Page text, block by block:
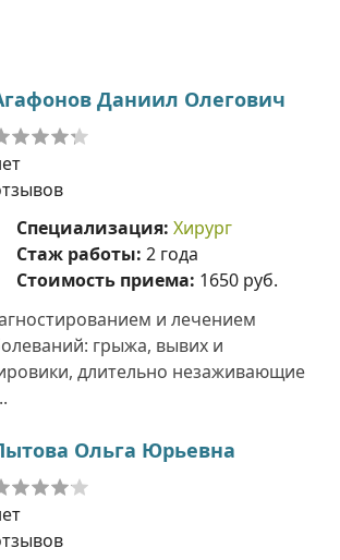
Даниил Олегович
Специализация: Хирург
Стаж работы: 2 года
Стоимость приема: 1650 руб.
и лечением
грыжа, вывих и
длительно незаживающие
Ольга Юрьевна